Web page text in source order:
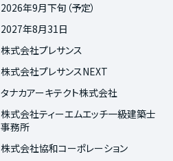
2026年9月下旬（予定）
2027年8月31日
株式会社プレサンス
株式会社プレサンスNEXT
タナカアーキテクト株式会社
株式会社ティーエムエッチ一級建築士
事務所
株式会社協和コーポレーション